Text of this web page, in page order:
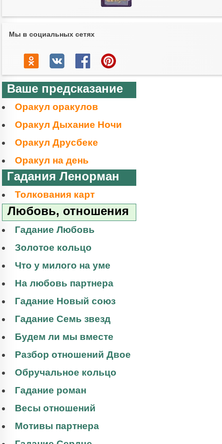
Мы в социальных сетях
Ваше предсказание
Оракул оракулов
Оракул Дыхание Ночи
Оракул Друсбеке
Оракул на день
Гадания Ленорман
Толкования карт
Любовь, отношения
Гадание Любовь
Золотое кольцо
Что у милого на уме
На любовь партнера
Гадание Новый союз
Гадание Семь звезд
Будем ли мы вместе
Разбор отношений Двое
Обручальное кольцо
Гадание роман
Весы отношений
Мотивы партнера